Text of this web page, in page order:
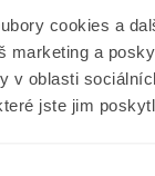
cookies a
marketing a
v oblasti
jste jim